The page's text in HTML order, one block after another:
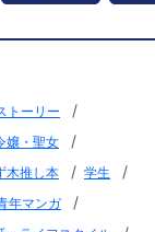
トーリー /
嬢・聖女 /
木推し本 / 学生 /
年マンガ /